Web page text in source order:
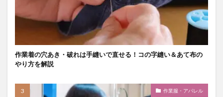
作業着の穴あき・破れは手縫いで直せる！コの字縫い＆あて布の
やり方を解説
作業服・アパレル